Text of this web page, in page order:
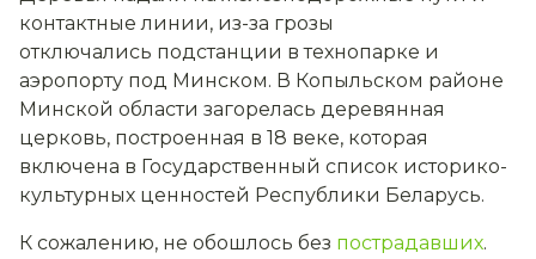
контактные линии, из-за грозы
отключались подстанции в технопарке и
аэропорту под Минском. В Копыльском районе
Минской области загорелась деревянная
церковь, построенная в 18 веке, которая
включена в Государственный список историко-
культурных ценностей Республики Беларусь.
К сожалению, не обошлось без пострадавших.